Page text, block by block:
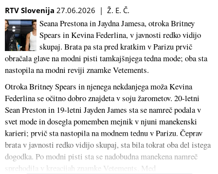
RTV Slovenija 27.06.2026 | Ž. E. Č.
Seana Prestona in Jaydna Jamesa, otroka Britney
Spears in Kevina Federlina, v javnosti redko vidijo
skupaj. Brata pa sta pred kratkim v Parizu prvič
obračala glave na modni pisti tamkajšnjega tedna mode; oba sta
nastopila na modni reviji znamke Vetements.
Otroka Britney Spears in njenega nekdanjega moža Kevina
Federlina se očitno dobro znajdeta v soju žarometov. 20-letni
Sean Preston in 19-letni Jayden James sta se namreč podala v
svet mode in dosegla pomemben mejnik v njuni manekenski
karieri; prvič sta nastopila na modnem tednu v Parizu. Čeprav
brata v javnosti redko vidijo skupaj, sta bila tokrat oba del istega
dogodka. Po modni pisti sta se nadobudna manekena namreč
sprehodila v kreacijah znamke Vetements. Med